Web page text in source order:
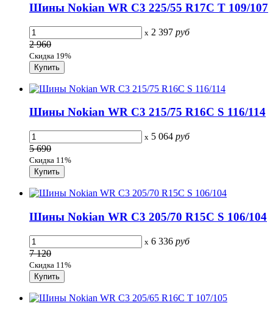
Шины Nokian WR C3 225/55 R17C T 109/107
x 2 397 руб
2 960
Скидка 19%
Шины Nokian WR C3 215/75 R16C S 116/114
x 5 064 руб
5 690
Скидка 11%
Шины Nokian WR C3 205/70 R15C S 106/104
x 6 336 руб
7 120
Скидка 11%